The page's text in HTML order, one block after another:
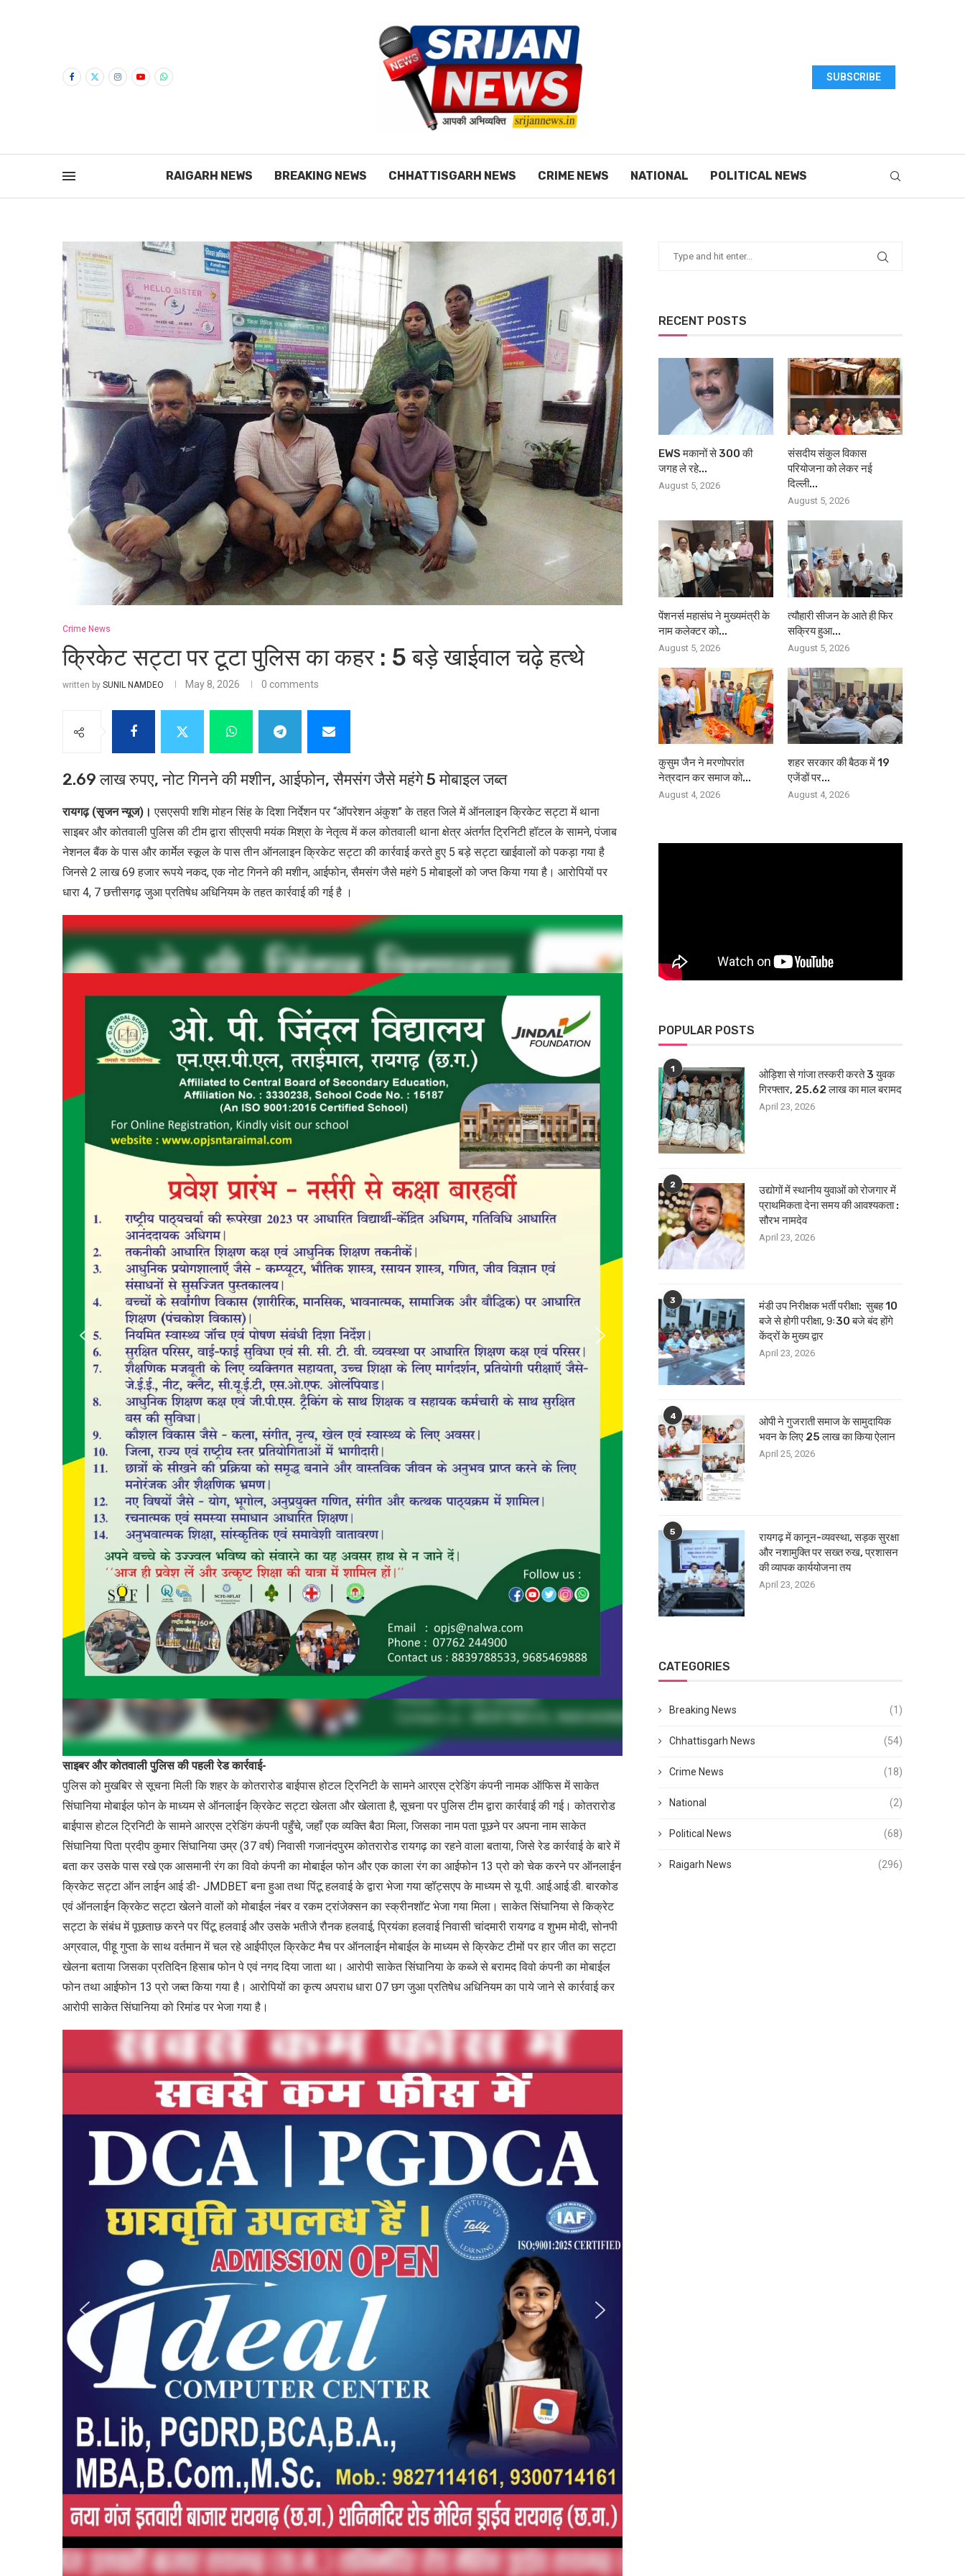
SUBSCRIBE
RAIGARH NEWS BREAKING NEWS CHHATTISGARH NEWS CRIME NEWS NATIONAL POLITICAL NEWS
Crime News
क्रिकेट सट्टा पर टूटा पुलिस का कहर : 5 बड़े खाईवाल चढ़े हत्थे
written by SUNIL NAMDEO May 8, 2026 0 comments
2.69 लाख रुपए, नोट गिनने की मशीन, आईफोन, सैमसंग जैसे महंगे 5 मोबाइल जब्त
रायगढ़ (सृजन न्यूज)। एसएसपी शशि मोहन सिंह के दिशा निर्देशन पर “ऑपरेशन अंकुश” के तहत जिले में ऑनलाइन क्रिकेट सट्टा में थाना
साइबर और कोतवाली पुलिस की टीम द्वारा सीएसपी मयंक मिश्रा के नेतृत्व में कल कोतवाली थाना क्षेत्र अंतर्गत ट्रिनिटी हॉटल के सामने, पंजाब
नेशनल बैंक के पास और कार्मेल स्कूल के पास तीन ऑनलाइन क्रिकेट सट्टा की कार्रवाई करते हुए 5 बड़े सट्टा खाईवालों को पकड़ा गया है
जिनसे 2 लाख 69 हजार रूपये नकद, एक नोट गिनने की मशीन, आईफोन, सैमसंग जैसे महंगे 5 मोबाइलों को जप्त किया गया है। आरोपियों पर
धारा 4, 7 छत्तीसगढ़ जुआ प्रतिषेध अधिनियम के तहत कार्रवाई की गई है ।
साइबर और कोतवाली पुलिस की पहली रेड कार्रवाई-
पुलिस को मुखबिर से सूचना मिली कि शहर के कोतरारोड बाईपास होटल ट्रिनिटी के सामने आरएस ट्रेडिंग कंपनी नामक ऑफिस में साकेत
सिंघानिया मोबाईल फोन के माध्यम से ऑनलाईन क्रिकेट सट्टा खेलता और खेलाता है, सूचना पर पुलिस टीम द्वारा कार्रवाई की गई। कोतरारोड
बाईपास होटल ट्रिनिटी के सामने आरएस ट्रेडिंग कंपनी पहुँचे, जहाँ एक व्यक्ति बैठा मिला, जिसका नाम पता पूछने पर अपना नाम साकेत
सिंघानिया पिता प्रदीप कुमार सिंघानिया उम्र (37 वर्ष) निवासी गजानंदपुरम कोतरारोड रायगढ़ का रहने वाला बताया, जिसे रेड कार्रवाई के बारे में
बता कर उसके पास रखे एक आसमानी रंग का विवो कंपनी का मोबाईल फोन और एक काला रंग का आईफोन 13 प्रो को चेक करने पर ऑनलाईन
क्रिकेट सट्टा ऑन लाईन आई डी- JMDBET बना हुआ तथा पिंटू हलवाई के द्वारा भेजा गया व्हॉट्सएप के माध्यम से यू.पी. आई.आई.डी. बारकोड
एवं ऑनलाईन क्रिकेट सट्टा खेलने वालों को मोबाईल नंबर व रकम ट्रांजेक्सन का स्क्रीनशॉट भेजा गया मिला। साकेत सिंघानिया से किक्रेट
सट्टा के संबंध में पूछताछ करने पर पिंटू हलवाई और उसके भतीजे रौनक हलवाई, प्रियंका हलवाई निवासी चांदमारी रायगढ व शुभम मोदी, सोनपी
अग्रवाल, पीहू गुप्ता के साथ वर्तमान में चल रहे आईपीएल क्रिकेट मैच पर ऑनलाईन मोबाईल के माध्यम से क्रिकेट टीमों पर हार जीत का सट्टा
खेलना बताया जिसका प्रतिदिन हिसाब फोन पे एवं नगद दिया जाता था। आरोपी साकेत सिंघानिया के कब्जे से बरामद विवो कंपनी का मोबाईल
फोन तथा आईफोन 13 प्रो जब्त किया गया है। आरोपियों का कृत्य अपराध धारा 07 छग जुआ प्रतिषेध अधिनियम का पाये जाने से कार्रवाई कर
आरोपी साकेत सिंघानिया को रिमांड पर भेजा गया है।
RECENT POSTS
EWS मकानों से 300 की
जगह ले रहे...
August 5, 2026
संसदीय संकुल विकास
परियोजना को लेकर नई
दिल्ली...
August 5, 2026
पेंशनर्स महासंघ ने मुख्यमंत्री के
नाम कलेक्टर को...
August 5, 2026
त्यौहारी सीजन के आते ही फिर
सक्रिय हुआ...
August 5, 2026
कुसुम जैन ने मरणोपरांत
नेत्रदान कर समाज को...
August 4, 2026
शहर सरकार की बैठक में 19
एजेंडों पर...
August 4, 2026
POPULAR POSTS
1
ओड़िशा से गांजा तस्करी करते 3 युवक
गिरफ्तार, 25.62 लाख का माल बरामद
April 23, 2026
2
उद्योगों में स्थानीय युवाओं को रोजगार में
प्राथमिकता देना समय की आवश्यकता :
सौरभ नामदेव
April 23, 2026
3
मंडी उप निरीक्षक भर्ती परीक्षा: सुबह 10
बजे से होगी परीक्षा, 9ः30 बजे बंद होंगे
केंद्रों के मुख्य द्वार
April 23, 2026
4
ओपी ने गुजराती समाज के सामुदायिक
भवन के लिए 25 लाख का किया ऐलान
April 25, 2026
5
रायगढ़ में कानून-व्यवस्था, सड़क सुरक्षा
और नशामुक्ति पर सख्त रुख, प्रशासन
की व्यापक कार्ययोजना तय
April 23, 2026
CATEGORIES
Breaking News (1)
Chhattisgarh News (54)
Crime News (18)
National (2)
Political News (68)
Raigarh News (296)